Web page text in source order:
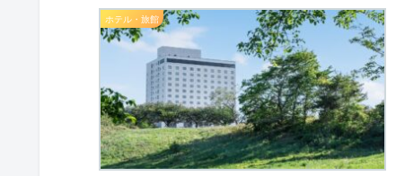
ホテル・旅館